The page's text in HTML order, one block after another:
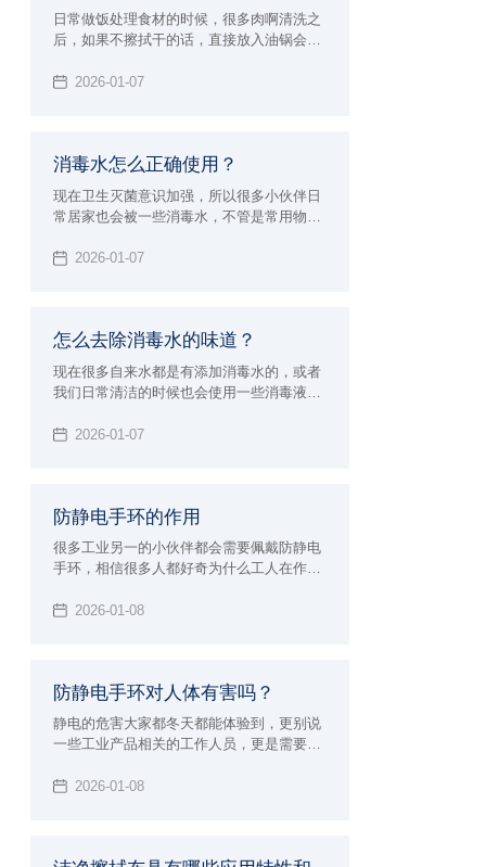
日常做饭处理食材的时候，很多肉啊清洗之
后，如果不擦拭干的话，直接放入油锅会容
来，但是湿湿的不利于存储，那么就需要擦
2026-01-07
消毒水怎么正确使用？
现在卫生灭菌意识加强，所以很多小伙伴日
常居家也会被一些消毒水，不管是常用物品
但消毒水也要用对，不也是有危害的，下面
2026-01-07
怎么去除消毒水的味道？
现在很多自来水都是有添加消毒水的，或者
我们日常清洁的时候也会使用一些消毒液，
味敏感，或者家里有小动物的就不太友好
2026-01-07
防静电手环的作用
很多工业另一的小伙伴都会需要佩戴防静电
手环，相信很多人都好奇为什么工人在作业
静电手环的作用，以及能够有效防静电的原
2026-01-08
防静电手环对人体有害吗？
静电的危害大家都冬天都能体验到，更别说
一些工业产品相关的工作人员，更是需要佩
很常见的防具之一。但能做到防静电，很多
2026-01-08